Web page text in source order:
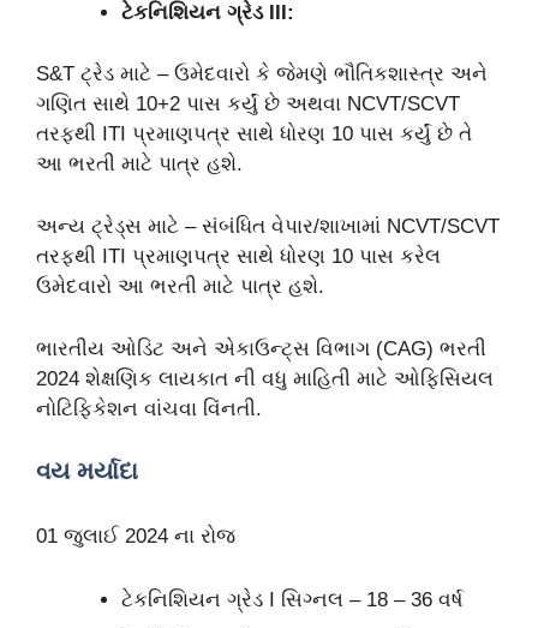
ટેકનિશિયન ગ્રેડ III:
S&T ટ્રેડ માટે – ઉમેદવારો કે જેમણે ભૌતિકશાસ્ત્ર અને
ગણિત સાથે 10+2 પાસ કર્યું છે અથવા NCVT/SCVT
તરફથી ITI પ્રમાણપત્ર સાથે ધોરણ 10 પાસ કર્યું છે તે
આ ભરતી માટે પાત્ર હશે.
અન્ય ટ્રેડ્સ માટે – સંબંધિત વેપાર/શાખામાં NCVT/SCVT
તરફથી ITI પ્રમાણપત્ર સાથે ધોરણ 10 પાસ કરેલ
ઉમેદવારો આ ભરતી માટે પાત્ર હશે.
ભારતીય ઓડિટ અને એકાઉન્ટ્સ વિભાગ (CAG) ભરતી
2024 શેક્ષણિક લાયકાત ની વધુ માહિતી માટે ઓફિસિયલ
નોટિફિકેશન વાંચવા વિંનતી.
વય મર્યાદા
01 જુલાઈ 2024 ના રોજ
ટેકનિશિયન ગ્રેડ I સિગ્નલ – 18 – 36 વર્ષ